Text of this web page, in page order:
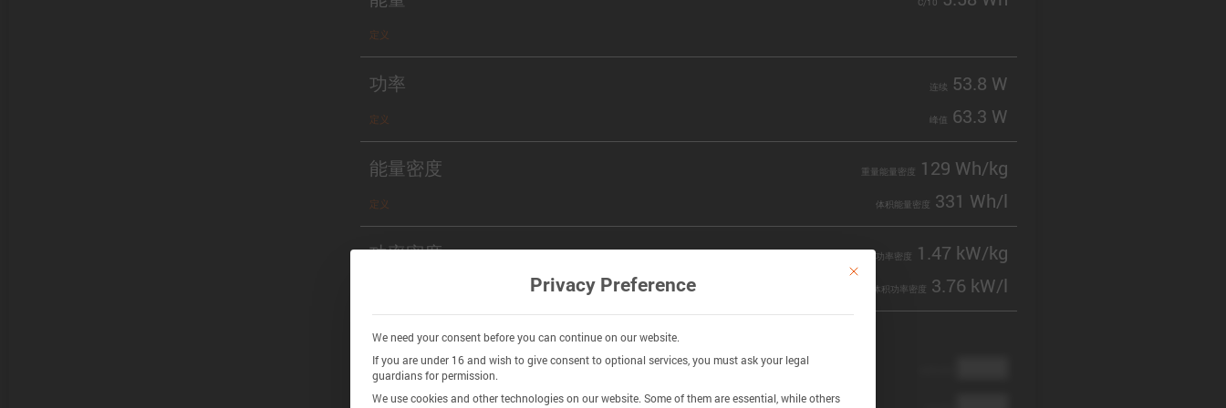
定义
功率
定义
连续 53.8 W
峰值 63.3 W
能量密度
定义
重量能量密度 129 Wh/kg
体积能量密度 331 Wh/l
功率密度 重量功率密度 1.47 kW/kg
体积功率密度 3.76 kW/l
Chemistry
definition
This button closes the dialog. Its functionality is identical to the Accept only
Privacy Preference
We need your consent before you can continue on our website.
If you are under 16 and wish to give consent to optional services, you must ask your legal
guardians for permission.
We use cookies and other technologies on our website. Some of them are essential, while others